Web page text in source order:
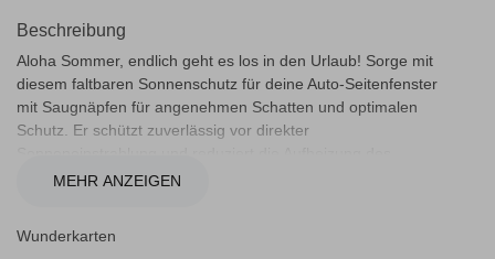
Beschreibung
Aloha Sommer, endlich geht es los in den Urlaub! Sorge mit
diesem faltbaren Sonnenschutz für deine Auto-Seitenfenster
mit Saugnäpfen für angenehmen Schatten und optimalen
Schutz. Er schützt zuverlässig vor direkter
Innenraums. So genießen Kinder, Haustiere und Mitfahrer
MEHR ANZEIGEN
Wunderkarten